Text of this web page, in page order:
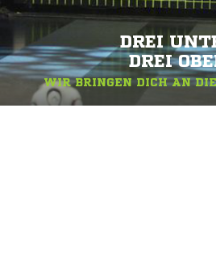
DREI
DREI
WIR BRINGEN DICH AN